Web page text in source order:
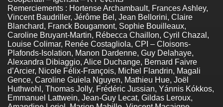
Remerciements : Hortense Archambault, Frances Ashley,
Vincent Baudriller, Jérôme Bel, Jean Bellorini, Claire
Blanchard, Franck Bougamont, Sophie Bouilleaux,
Caroline Bruyant-Martin, Rébecca Chaillon, Cyril Chazal,
Louise Colimar, Renée Costagliola, CPI – Cloisons-
Plafonds-Isolation, Manon Dardenne, Guy Delahaye,
Alexandra Dibiaggio, Alice Duchange, Bernard Faivre
d’Arcier, Nicole Félix-François, Michel Flandrin, Magali
Gence, Caroline Guiela Nguyen, Mathieu Hue, Joël
Huthwohl, Thomas Jolly, Frédéric Jussian, Yánnis Kókkos,
Emmanuel Lattwein, Jean-Guy Lecat, Gildas Leroux,